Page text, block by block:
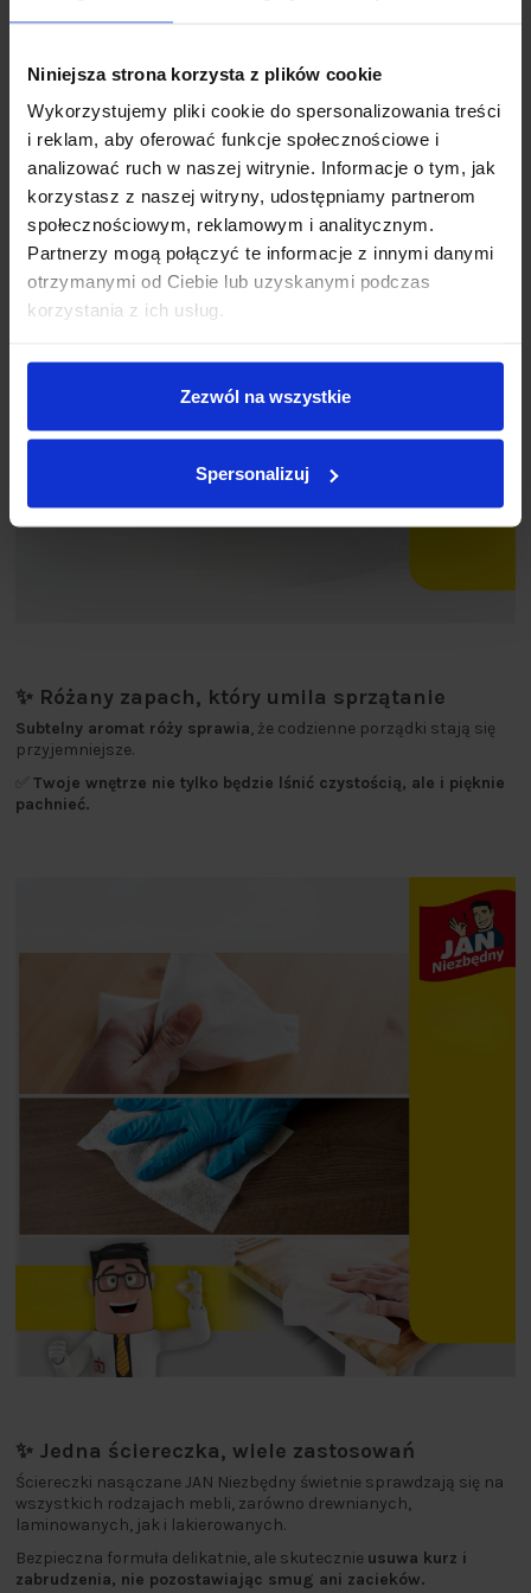
Niniejsza strona korzysta z plików cookie
Wykorzystujemy pliki cookie do spersonalizowania treści
i reklam, aby oferować funkcje społecznościowe i
analizować ruch w naszej witrynie. Informacje o tym, jak
korzystasz z naszej witryny, udostępniamy partnerom
społecznościowym, reklamowym i analitycznym.
Partnerzy mogą połączyć te informacje z innymi danymi
otrzymanymi od Ciebie lub uzyskanymi podczas
korzystania z ich usług.
Zezwól na wszystkie
Spersonalizuj
✅ Dzięki niemumeble odzyskują swój naturalny blask i są
✨ Różany zapach, który umila sprzątanie
Subtelny aromat róży sprawia, że codzienne porządki stają się
przyjemniejsze.
Twoje wnętrze nie tylko będzie lśnić czystością, ale i pięknie
pachnieć.
✨ Jedna ściereczka, wiele zastosowań
Ściereczki nasączane JAN Niezbędny świetnie sprawdzają się na
wszystkich rodzajach mebli, zarówno drewnianych,
laminowanych, jak i lakierowanych.
Bezpieczna formuła delikatnie, ale skutecznie usuwa kurz i
zabrudzenia, nie pozostawiając smug ani zacieków.